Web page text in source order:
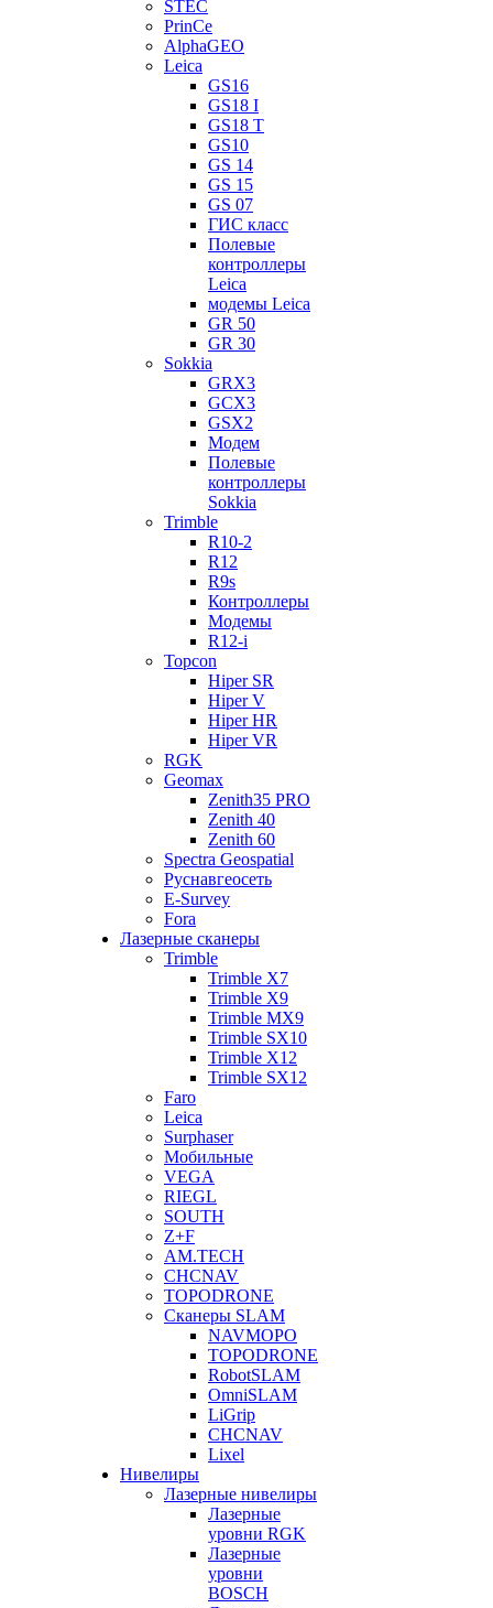
STEC
PrinCe
AlphaGEO
Leica
GS16
GS18 I
GS18 T
GS10
GS 14
GS 15
GS 07
ГИС класс
Полевые
контроллеры
Leica
модемы Leica
GR 50
GR 30
Sokkia
GRX3
GCX3
GSX2
Модем
Полевые
контроллеры
Sokkia
Trimble
R10-2
R12
R9s
Контроллеры
Модемы
R12-i
Topcon
Hiper SR
Hiper V
Hiper HR
Hiper VR
RGK
Geomax
Zenith35 PRO
Zenith 40
Zenith 60
Spectra Geospatial
Руснавгеосеть
E-Survey
Fora
Лазерные сканеры
Trimble
Trimble X7
Trimble X9
Trimble MX9
Trimble SX10
Trimble X12
Trimble SX12
Faro
Leica
Surphaser
Мобильные
VEGA
RIEGL
SOUTH
Z+F
AM.TECH
CHCNAV
TOPODRONE
Сканеры SLAM
NAVMOPO
TOPODRONE
RobotSLAM
OmniSLAM
LiGrip
CHCNAV
Lixel
Нивелиры
Лазерные нивелиры
Лазерные
уровни RGK
Лазерные
уровни
BOSCH